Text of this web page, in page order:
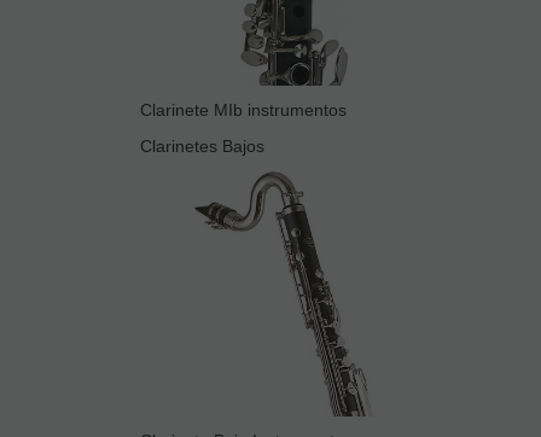
Clarinete MIb instrumentos
Clarinetes Bajos